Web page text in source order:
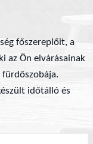
főszereplőit, a
az Ön elvárásainak
fürdőszobája.
időtálló és